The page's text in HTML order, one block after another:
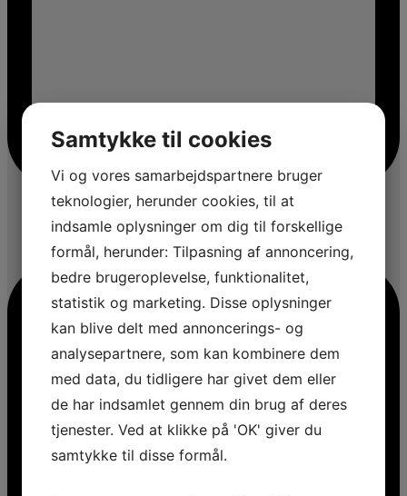
Samtykke til cookies
Vi og vores samarbejdspartnere bruger
teknologier, herunder cookies, til at
indsamle oplysninger om dig til forskellige
formål, herunder: Tilpasning af annoncering,
bedre brugeroplevelse, funktionalitet,
statistik og marketing. Disse oplysninger
kan blive delt med annoncerings- og
analysepartnere, som kan kombinere dem
med data, du tidligere har givet dem eller
de har indsamlet gennem din brug af deres
tjenester. Ved at klikke på 'OK' giver du
samtykke til disse formål.